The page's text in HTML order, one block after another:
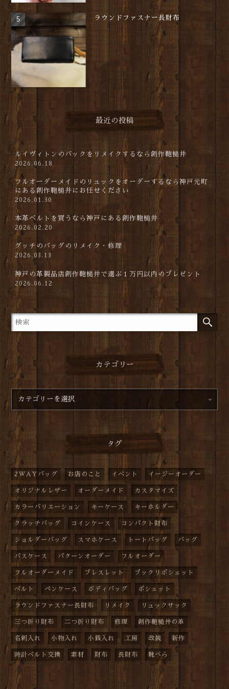
ラウンドファスナー長財布
最近の投稿
ルイヴィトンのバックをリメイクするなら創作鞄槌井
2026.06.18
フルオーダーメイドのリュックをオーダーするなら神戸元町
にある創作鞄槌井にお任せください
2026.01.30
本革ベルトを買うなら神戸にある創作鞄槌井
2026.02.20
グッチのバッグのリメイク・修理
2026.03.13
神戸の革製品店創作鞄槌井で選ぶ１万円以内のプレゼント
2026.06.12
カテゴリー
タグ
2WAYバッグ お店のこと イベント イージーオーダー
オリジナルレザー オーダーメイド カスタマイズ
カラーバリエーション キーケース キーホルダー
クラッチバッグ コインケース コンパクト財布
ショルダーバッグ スマホケース トートバッグ バッグ
パスケース パターンオーダー フルオーダー
フルオーダーメイド ブレスレット プックリポシェット
ベルト ペンケース ボディバッグ ポシェット
ラウンドファスナー長財布 リメイク リュックサック
三つ折り財布 二つ折り財布 修理 創作鞄槌井の革
名刺入れ 小物入れ 小銭入れ 工房 改装 新作
時計ベルト交換 素材 財布 長財布 靴べら